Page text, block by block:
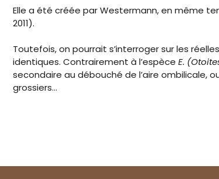
Elle a été créée par Westermann, en même
2011).
Toutefois, on pourrait s’interroger sur les
identiques. Contrairement à l’espèce E.
secondaire au débouché de l’aire ombilicale,
grossiers…